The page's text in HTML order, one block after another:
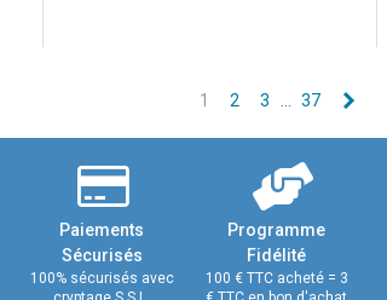
1 2 3 37
Paiements
Sécurisés
100% sécurisés avec
Programme
Fidélité
100 € TTC acheté = 3